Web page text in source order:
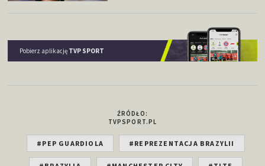
Pobierz aplikację TVP SPORT
ŹRÓDŁO:
TVPSPORT.PL
#PEP GUARDIOLA #REPREZENTACJA BRAZYLII